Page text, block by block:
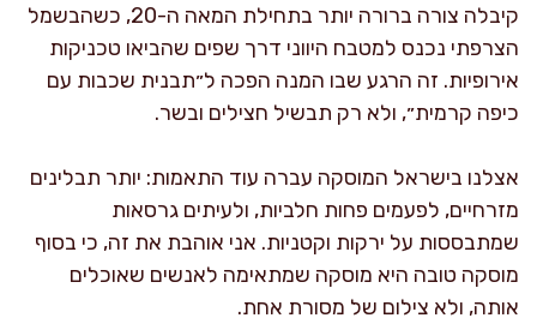
קיבלה צורה ברורה יותר בתחילת המאה ה-20, כשהבשמל
הצרפתי נכנס למטבח היווני דרך שפים שהביאו טכניקות
אירופיות. זה הרגע שבו המנה הפכה ל״תבנית שכבות עם
כיפה קרמית״, ולא רק תבשיל חצילים ובשר.
אצלנו בישראל המוסקה עברה עוד התאמות: יותר תבלינים
מזרחיים, לפעמים פחות חלביות, ולעיתים גרסאות
שמתבססות על ירקות וקטניות. אני אוהבת את זה, כי בסוף
מוסקה טובה היא מוסקה שמתאימה לאנשים שאוכלים
אותה, ולא צילום של מסורת אחת.